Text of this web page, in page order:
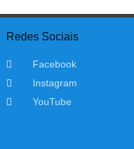
Redes Sociais
Facebook
Instagram
YouTube